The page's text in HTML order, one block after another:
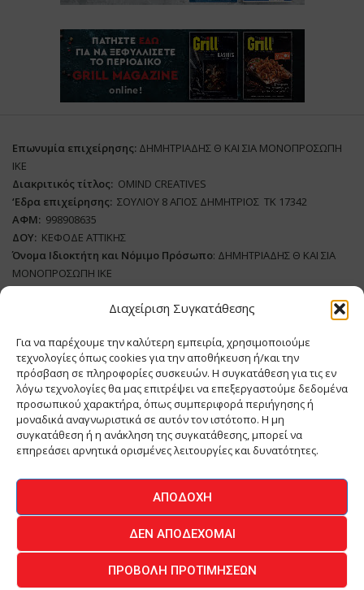
Διαχείριση Συγκατάθεσης
Για να παρέχουμε την καλύτερη εμπειρία, χρησιμοποιούμε
τεχνολογίες όπως cookies για την αποθήκευση ή/και την
πρόσβαση σε πληροφορίες συσκευών. Η συγκατάθεση για τις εν
λόγω τεχνολογίες θα μας επιτρέψει να επεξεργαστούμε δεδομένα
προσωπικού χαρακτήρα, όπως συμπεριφορά περιήγησης ή
μοναδικά αναγνωριστικά σε αυτόν τον ιστότοπο. Η μη
συγκατάθεση ή η ανάκληση της συγκατάθεσης, μπορεί να
επηρεάσει αρνητικά ορισμένες λειτουργίες και δυνατότητες.
ΑΠΟΔΟΧΉ
ΔΕΝ ΑΠΟΔΈΧΟΜΑΙ
ΠΡΟΒΟΛΉ ΠΡΟΤΙΜΉΣΕΩΝ
Επωνυμία επιχείρησης: ΔΗΜΗΤΡΙΑΔΗΣ Θ ΚΑΙ ΣΙΑ ΜΟΝΟΠΡΟΣΩΠΗ
ΙΚΕ
Διακριτικός τίτλος: ΟΜΙΝD CREATIVES
‘Eδρα επιχείρησης: ΣΟΥΛΙΟΥ 8 ΑΓΙΟΣ ΔΗΜΗΤΡΙΟΣ ΤΚ 17342
ΑΦΜ: 998908635
ΔΟΥ: ΚΕΦΟΔΕ ΑΤΤΙΚΗΣ
Όνομα Ιδιοκτήτη και Νόμιμο Πρόσωπο: ΔΗΜΗΤΡΙΑΔΗΣ Θ ΚΑΙ ΣΙΑ
ΜΟΝΟΠΡΟΣΩΠΗ ΙΚΕ
Διευθυντής Σύνταξης:ΑΘΑΝΑΣΙΟΣ ΑΝΤΩΝΙΟΥ
ΔικαιούχοςDomain:ΔΗΜΗΤΡΙΑΔΗΣ Θ ΚΑΙ ΣΙΑ ΜΟΝΟΠΡΟΣΩΠΗ ΙΚΕ
Διευθυντής: ΕΥΘΥΜΙΑΤΟΥ ΜΑΡΙΑ
Διαχειριστής:
ΕΥΘΥΜΙΑΤΟΥ ΜΑΡΙΑ
Δήλωση Συμμόρφωσης
ΕΠΙΚΟΙΝΩΝΙΑ
© 2026 - All Rights Reserved -Πολιτική Απορρήτου